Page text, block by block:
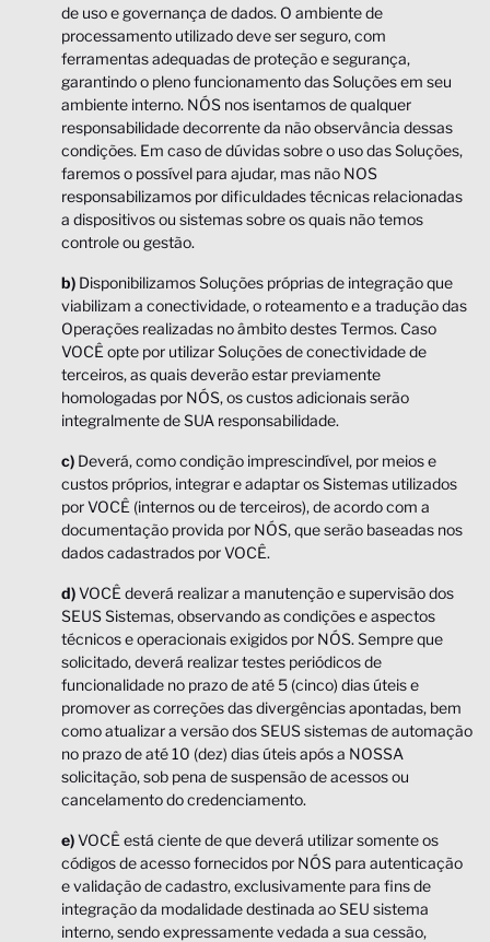
de uso e governança de dados. O ambiente de
processamento utilizado deve ser seguro, com
ferramentas adequadas de proteção e segurança,
garantindo o pleno funcionamento das Soluções em seu
ambiente interno. NÓS nos isentamos de qualquer
responsabilidade decorrente da não observância dessas
condições. Em caso de dúvidas sobre o uso das Soluções,
faremos o possível para ajudar, mas não NOS
responsabilizamos por dificuldades técnicas relacionadas
a dispositivos ou sistemas sobre os quais não temos
controle ou gestão.
b) Disponibilizamos Soluções próprias de integração que
viabilizam a conectividade, o roteamento e a tradução das
Operações realizadas no âmbito destes Termos. Caso
VOCÊ opte por utilizar Soluções de conectividade de
terceiros, as quais deverão estar previamente
homologadas por NÓS, os custos adicionais serão
integralmente de SUA responsabilidade.
c) Deverá, como condição imprescindível, por meios e
custos próprios, integrar e adaptar os Sistemas utilizados
por VOCÊ (internos ou de terceiros), de acordo com a
documentação provida por NÓS, que serão baseadas nos
dados cadastrados por VOCÊ.
d)VOCÊ deverá realizar a manutenção e supervisão dos
SEUS Sistemas, observando as condições e aspectos
técnicos e operacionais exigidos por NÓS. Sempre que
solicitado, deverá realizar testes periódicos de
funcionalidade no prazo de até 5 (cinco) dias úteis e
promover as correções das divergências apontadas, bem
como atualizar a versão dos SEUS sistemas de automação
no prazo de até 10 (dez) dias úteis após a NOSSA
solicitação, sob pena de suspensão de acessos ou
cancelamento do credenciamento.
e)VOCÊ está ciente de que deverá utilizar somente os
códigos de acesso fornecidos por NÓS para autenticação
e validação de cadastro, exclusivamente para fins de
integração da modalidade destinada ao SEU sistema
interno, sendo expressamente vedada a sua cessão,